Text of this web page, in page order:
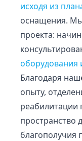
исходя из
оснащения.
проекта:
оборудования
Благодаря
опыту,
реабилитации
пространство
благополучия